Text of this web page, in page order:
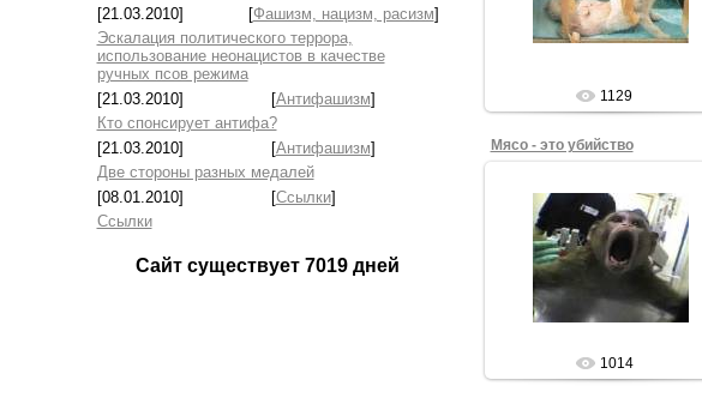
[21.03.2010]
[Фашизм, нацизм, расизм]
Эскалация политического террора,
использование неонацистов в качестве
ручных псов режима
[21.03.2010]
[Антифашизм]
Кто спонсирует антифа?
[21.03.2010]
[Антифашизм]
Две стороны разных медалей
[08.01.2010]
[Ссылки]
Ссылки
Сайт существует 7019 дней
Sham69
1129
Мясо - это убийство
27.08.2009
Sham69
1014